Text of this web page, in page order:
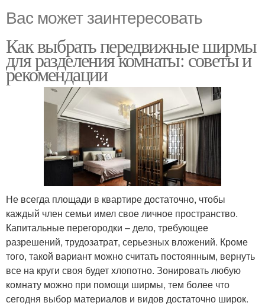
Вас может заинтересовать
Как выбрать передвижные ширмы
для разделения комнаты: советы и
рекомендации
Не всегда площади в квартире достаточно, чтобы
каждый член семьи имел свое личное пространство.
Капитальные перегородки – дело, требующее
разрешений, трудозатрат, серьезных вложений. Кроме
того, такой вариант можно считать постоянным, вернуть
все на круги своя будет хлопотно. Зонировать любую
комнату можно при помощи ширмы, тем более что
сегодня выбор материалов и видов достаточно широк.